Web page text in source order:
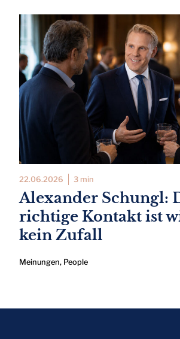
22.06.2026 3 min
Alexander Schungl:
richtige Kontakt ist
kein Zufall
Meinungen, People